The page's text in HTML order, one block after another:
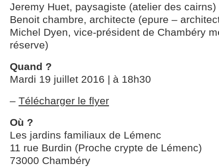
Jeremy Huet, paysagiste (atelier des cairns)
Benoit chambre, architecte (epure –
Michel Dyen, vice-président de Chambéry
réserve)
Quand ?
Mardi 19 juillet 2016 | à 18h30
– Télécharger le flyer
Où ?
Les jardins familiaux de Lémenc
11 rue Burdin (Proche crypte de Lémenc)
73000 Chambéry